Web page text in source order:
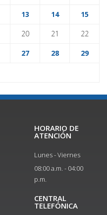
13 14 15
20 21 22
27 28 29
HORARIO DE
ATENCIÓN
Lunes - Viernes
08:00 a.m. - 04:00
p.m.
CENTRAL
TELEFÓNICA